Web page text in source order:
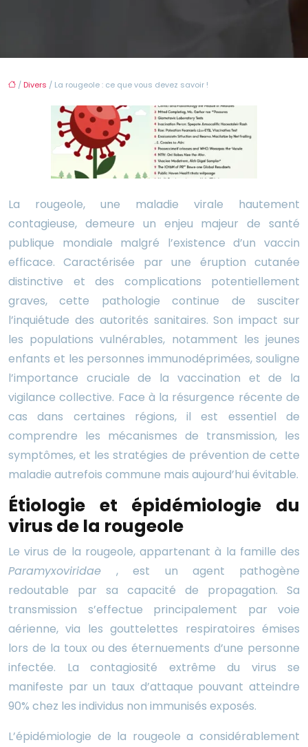
/ Divers / La rougeole : ce que vous devez savoir !
La rougeole, une maladie virale hautement
contagieuse, demeure un enjeu majeur de santé
publique mondiale malgré l’existence d’un vaccin
efficace. Caractérisée par une éruption cutanée
distinctive et des complications potentiellement
graves, cette pathologie continue de susciter
l’inquiétude des autorités sanitaires. Son impact sur
les populations vulnérables, notamment les jeunes
enfants et les personnes immunodéprimées, souligne
l’importance cruciale de la vaccination et de la
vigilance collective. Face à la résurgence récente de
cas dans certaines régions, il est essentiel de
comprendre les mécanismes de transmission, les
symptômes, et les stratégies de prévention de cette
maladie autrefois commune mais aujourd’hui évitable.
Étiologie et épidémiologie du
virus de la rougeole
Le virus de la rougeole, appartenant à la famille des
Paramyxoviridae, est un agent pathogène
redoutable par sa capacité de propagation. Sa
transmission s’effectue principalement par voie
aérienne, via les gouttelettes respiratoires émises
lors de la toux ou des éternuements d’une personne
infectée. La contagiosité extrême du virus se
manifeste par un taux d’attaque pouvant atteindre
90% chez les individus non immunisés exposés.
L’épidémiologie de la rougeole a considérablement